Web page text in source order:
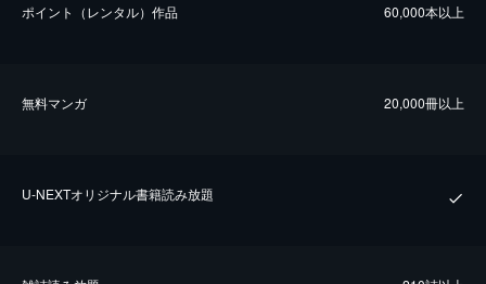
ポイント（レンタル）作品 60,000本以上
無料マンガ 20,000冊以上
U-NEXTオリジナル書籍読み放題